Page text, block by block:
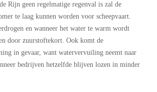
Rijn geen regelmatige regenval is zal de
te laag kunnen worden voor scheepvaart.
en wanneer het water te warm wordt
door zuurstoftekort. Ook komt de
in gevaar, want watervervuiling neemt naar
bedrijven hetzelfde blijven lozen in minder